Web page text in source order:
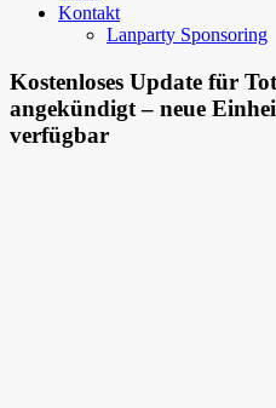
Kontakt
Lanparty Sponsoring
Kostenloses Update für
angekündigt – neue
verfügbar